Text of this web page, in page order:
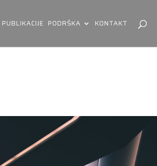
PUBLIKACIJE PODRŠKA KONTAKT